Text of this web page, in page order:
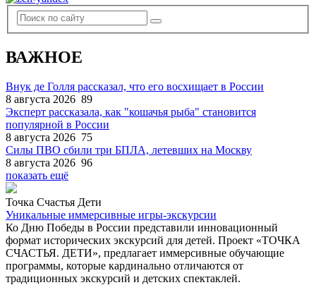
ВАЖНОЕ
Внук де Голля рассказал, что его восхищает в России
8 августа 2026 89
Эксперт рассказала, как "кошачья рыба" становится
популярной в России
8 августа 2026 75
Силы ПВО сбили три БПЛА, летевших на Москву
8 августа 2026 96
показать ещё
Точка Счастья Дети
Уникальные иммерсивные игры-экскурсии
Ко Дню Победы в России представили инновационный
формат исторических экскурсий для детей. Проект «ТОЧКА
СЧАСТЬЯ. ДЕТИ», предлагает иммерсивные обучающие
программы, которые кардинально отличаются от
традиционных экскурсий и детских спектаклей.